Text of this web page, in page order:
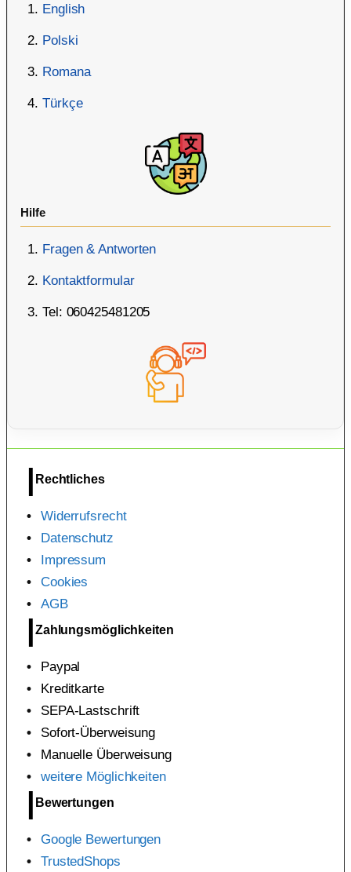
English
Polski
Romana
Türkçe
Hilfe
Fragen & Antworten
Kontaktformular
Tel: 060425481205
Rechtliches
Widerrufsrecht
Datenschutz
Impressum
Cookies
AGB
Zahlungsmöglichkeiten
Paypal
Kreditkarte
SEPA-Lastschrift
Sofort-Überweisung
Manuelle Überweisung
weitere Möglichkeiten
Bewertungen
Google Bewertungen
TrustedShops